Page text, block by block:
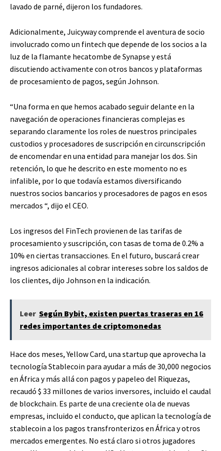
lavado de parné, dijeron los fundadores.
Adicionalmente, Juicyway comprende el aventura de socio
involucrado como un fintech que depende de los socios a la
luz de la flamante hecatombe de Synapse y está
discutiendo activamente con otros bancos y plataformas
de procesamiento de pagos, según Johnson.
“Una forma en que hemos acabado seguir delante en la
navegación de operaciones financieras complejas es
separando claramente los roles de nuestros principales
custodios y procesadores de suscripción en circunscripción
de encomendar en una entidad para manejar los dos. Sin
retención, lo que he descrito en este momento no es
infalible, por lo que todavía estamos diversificando
nuestros socios bancarios y procesadores de pagos en esos
mercados “, dijo el CEO.
Los ingresos del FinTech provienen de las tarifas de
procesamiento y suscripción, con tasas de toma de 0.2% a
10% en ciertas transacciones. En el futuro, buscará crear
ingresos adicionales al cobrar intereses sobre los saldos de
los clientes, dijo Johnson en la indicación.
Leer Según Bybit, existen puertas traseras en 16
redes importantes de criptomonedas
Hace dos meses, Yellow Card, una startup que aprovecha la
tecnología Stablecoin para ayudar a más de 30,000 negocios
en África y más allá con pagos y papeleo del Riquezas,
recaudó $ 33 millones de varios inversores, incluido el caudal
de blockchain. Es parte de una creciente ola de nuevas
empresas, incluido el conducto, que aplican la tecnología de
stablecoin a los pagos transfronterizos en África y otros
mercados emergentes. No está claro si otros jugadores